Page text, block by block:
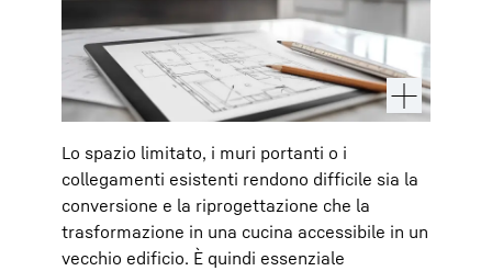
Lo spazio limitato, i muri portanti o i
collegamenti esistenti rendono difficile sia la
conversione e la riprogettazione che la
trasformazione in una cucina accessibile in un
vecchio edificio. È quindi essenziale